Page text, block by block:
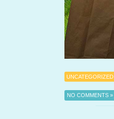
UNCATEGORIZED
NO COMMENTS »